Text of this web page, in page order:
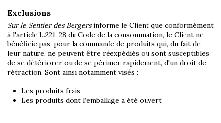
Exclusions
Sur le Sentier des Bergersinforme le Client que conformément
à l'article L.221-28 du Code de la consommation, le Client ne
bénéficie pas, pour la commande de produits qui, du fait de
leur nature, ne peuvent être réexpédiés ou sont susceptibles
de se détériorer ou de se périmer rapidement, d'un droit de
rétraction. Sont ainsi notamment visés :
Les produits frais,
Les produits dont l’emballage a été ouvert